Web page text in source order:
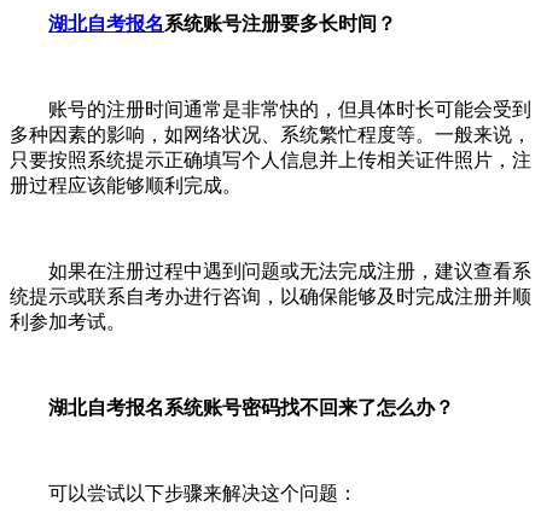
湖北自考报名系统账号注册要多长时间？
账号的注册时间通常是非常快的，但具体时长可能会受到
多种因素的影响，如网络状况、系统繁忙程度等。一般来说，
只要按照系统提示正确填写个人信息并上传相关证件照片，注
册过程应该能够顺利完成。
如果在注册过程中遇到问题或无法完成注册，建议查看系
统提示或联系自考办进行咨询，以确保能够及时完成注册并顺
利参加考试。
湖北自考报名系统账号密码找不回来了怎么办？
可以尝试以下步骤来解决这个问题：